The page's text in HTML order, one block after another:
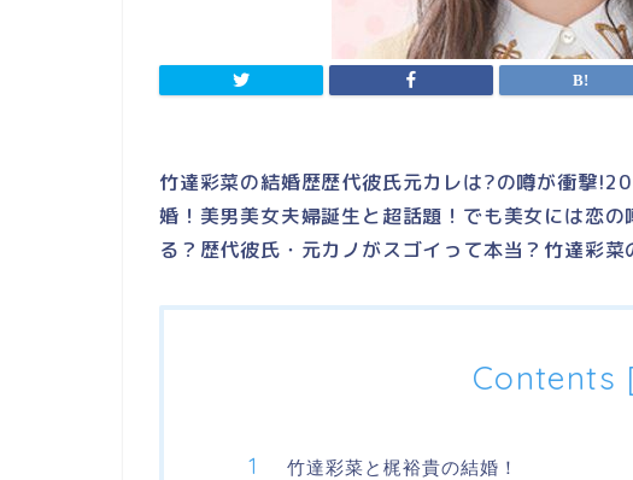
竹達彩菜の結婚歴歴代彼氏元カレは?の噂が衝撃
婚！美男美女夫婦誕生と超話題！でも美女には恋
る？歴代彼氏・元カノがスゴイって本当？竹達彩菜
Contents
竹達彩菜と梶裕貴の結婚！